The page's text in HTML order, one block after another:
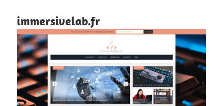
immersivelab.fr